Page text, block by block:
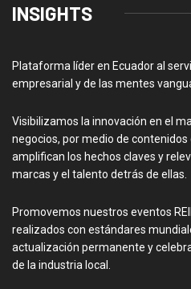
INSIGHTS
Plataforma líder en Ecuador al
empresarial y de las mentes
Visibilizamos la innovación en el
negocios, por medio de
amplifican los hechos claves y
marcas y el talento detrás de ellas.
Promovemos nuestros eventos
realizados con estándares
actualización permanente y
de la industria local.